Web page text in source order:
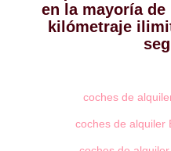
en la mayoría
kilómetraje
coches de
coches de alquiler